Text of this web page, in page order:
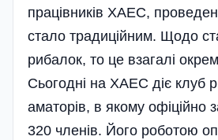
працівників ХАЕС,
стало традиційним. Щодо
рибалок, то це взагалі
Сьогодні на ХАЕС діє клуб
аматорів, в якому офіційно
320 членів. Його роботою